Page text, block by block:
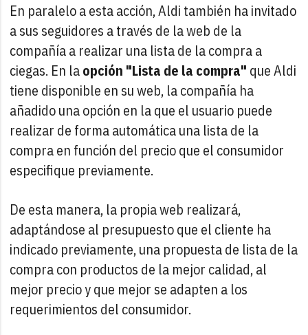
En paralelo a esta acción, Aldi también ha invitado
a sus seguidores a través de la web de la
compañía a realizar una lista de la compra a
ciegas. En laopción "Lista de la compra" que Aldi
tiene disponible en su web, la compañía ha
añadido una opción en la que el usuario puede
realizar de forma automática una lista de la
compra en función del precio que el consumidor
especifique previamente.
De esta manera, la propia web realizará,
adaptándose al presupuesto que el cliente ha
indicado previamente, una propuesta de lista de la
compra con productos de la mejor calidad, al
mejor precio y que mejor se adapten a los
requerimientos del consumidor.